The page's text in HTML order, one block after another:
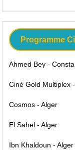
Programme
Ahmed Bey -
Ciné Gold Multiplex
Cosmos - Alger
El Sahel - Alger
Ibn Khaldoun - Alger